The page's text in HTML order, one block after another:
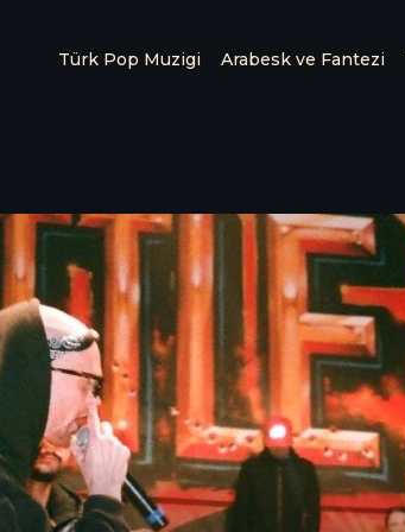
Türk Pop Muzigi Arabesk ve Fantezi